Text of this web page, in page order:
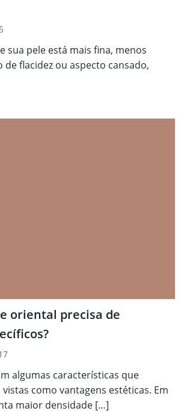
sua pele está mais fina, menos
de flacidez ou aspecto cansado,
oriental precisa de
algumas características que
como vantagens estéticas. Em
maior densidade […]